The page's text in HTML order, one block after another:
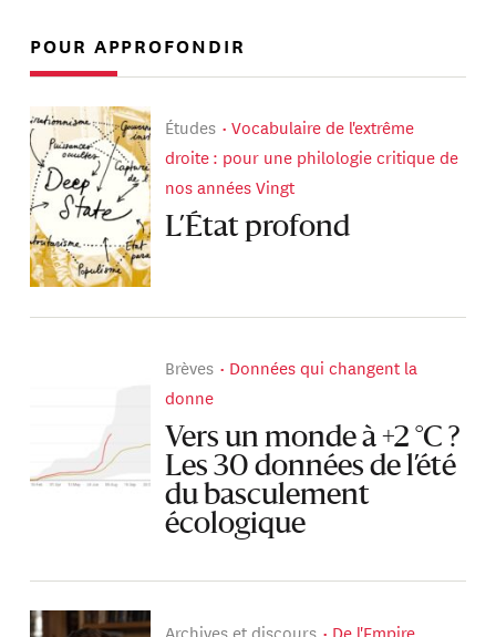
POUR APPROFONDIR
Études
Vocabulaire de l'extrême
droite : pour une philologie critique de
nos années Vingt
L’État profond
Brèves
Données qui changent la
donne
Vers un monde à +2 °C ?
Les 30 données de l’été
du basculement
écologique
Archives et discours
De l'Empire